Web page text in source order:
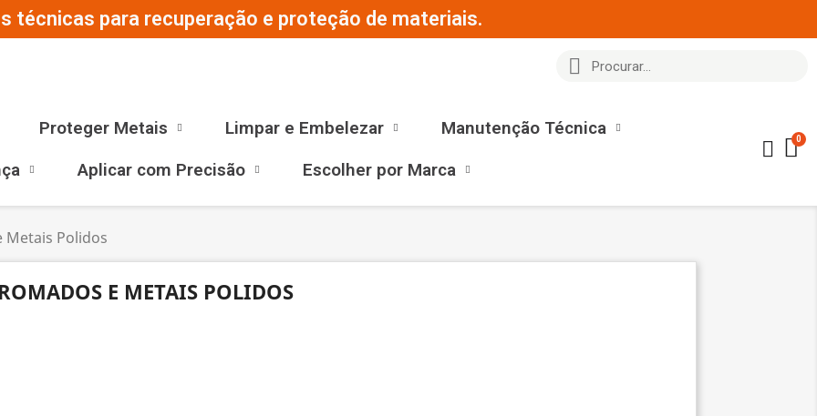
técnicas para recuperação e proteção de materiais.
Proteger Metais Limpar e Embelezar
Manutenção Técnica
Aplicar com Precisão Escolher por Marca
Metais Polidos
E METAIS POLIDOS